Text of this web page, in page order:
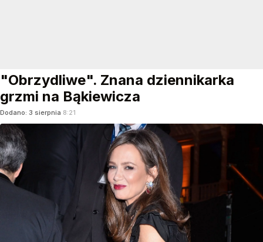
"Obrzydliwe". Znana dziennikarka
grzmi na Bąkiewicza
Dodano: 3 sierpnia 8:21